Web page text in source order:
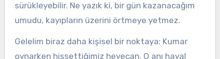
sürükleyebilir. Ne yazık ki, bir gün kazanacağım
umudu, kayıpların üzerini örtmeye yetmez.
Gelelim biraz daha kişisel bir noktaya: Kumar
oynarken hissettiğimiz heyecan. O anı hayal